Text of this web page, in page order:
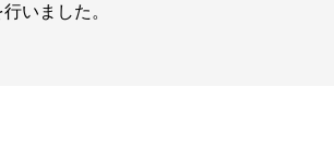
いました。